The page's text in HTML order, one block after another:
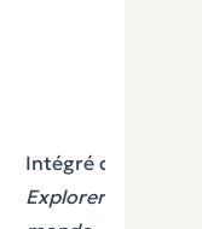
Intégré dans
Explorer le